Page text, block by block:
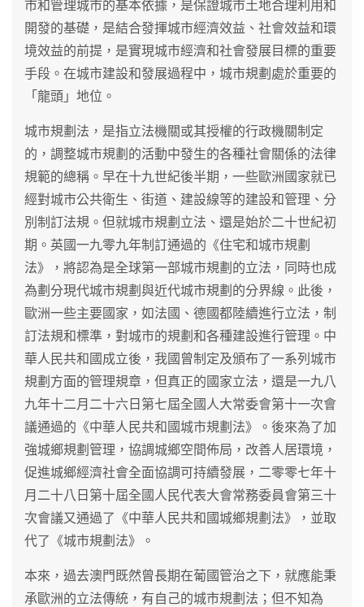
市和管理城市的基本依據，是保證城市土地合理利用和
開發的基礎，是結合發揮城市經濟效益、社會效益和環
境效益的前提，是實現城市經濟和社會發展目標的重要
手段。在城市建設和發展過程中，城市規劃處於重要的
「龍頭」地位。
城市規劃法，是指立法機關或其授權的行政機關制定
的，調整城市規劃的活動中發生的各種社會關係的法律
規範的總稱。早在十九世紀後半期，一些歐洲國家就已
經對城市公共衛生、街道、建設線等的建設和管理、分
別制訂法規。但就城市規劃立法、還是始於二十世紀初
期。英國一九零九年制訂通過的《住宅和城市規劃
法》，將認為是全球第一部城市規劃的立法，同時也成
為劃分現代城市規劃與近代城市規劃的分界線。此後，
歐洲一些主要國家，如法國、德國都陸續進行立法，制
訂法規和標準，對城市的規劃和各種建設進行管理。中
華人民共和國成立後，我國曾制定及頒布了一系列城市
規劃方面的管理規章，但真正的國家立法，還是一九八
九年十二月二十六日第七屆全國人大常委會第十一次會
議通過的《中華人民共和國城市規劃法》。後來為了加
強城鄉規劃管理，協調城鄉空間佈局，改善人居環境，
促進城鄉經濟社會全面協調可持續發展，二零零七年十
月二十八日第十屆全國人民代表大會常務委員會第三十
次會議又通過了《中華人民共和國城鄉規劃法》，並取
代了《城市規劃法》。
本來，過去澳門既然曾長期在葡國管治之下，就應能秉
承歐洲的立法傳統，有自己的城市規劃法；但不知為